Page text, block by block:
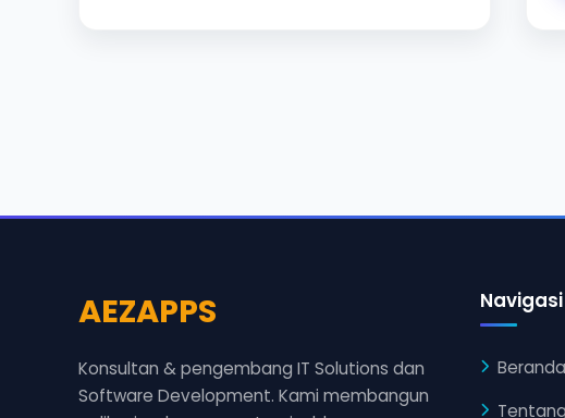
AEZAPPS
Konsultan & pengembang IT Solutions dan
Software Development. Kami membangun
Navigasi
Beranda